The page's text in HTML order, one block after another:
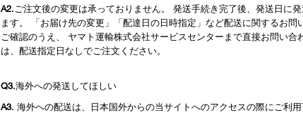
A2.ご注文後の変更は承っておりません。 発送手続き完了後、発送日に
ます。 「お届け先の変更」「配達日の日時指定」など配送に関するお
ご確認のうえ、 ヤマト運輸株式会社サービスセンターまで直接お問い
は、配送指定日なしでご注文ください。
Q3.海外への発送してほしい
A3. 海外への配送は、日本国外からの当サイトへのアクセスの際にご利